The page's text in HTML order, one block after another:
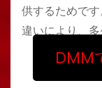
供するためで
違いにより、多
DMM